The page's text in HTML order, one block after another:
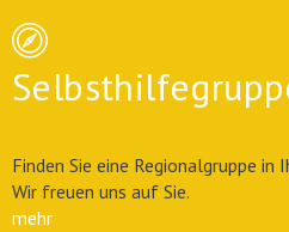
Finden Sie eine Regionalgruppe in
Wir freuen uns auf Sie.
mehr